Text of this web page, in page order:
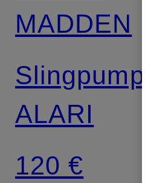
MADDEN
Slingpumps
ALARI
120 €